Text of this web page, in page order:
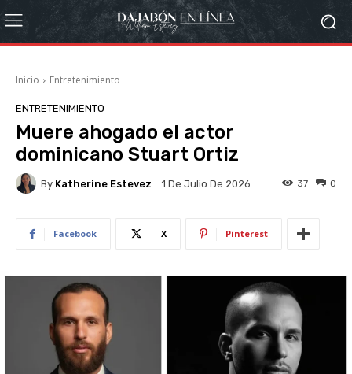
Inicio Entretenimiento
ENTRETENIMIENTO
Muere ahogado el actor
dominicano Stuart Ortiz
By Katherine Estevez 1 De Julio De 2026 0
37
Facebook X Pinterest